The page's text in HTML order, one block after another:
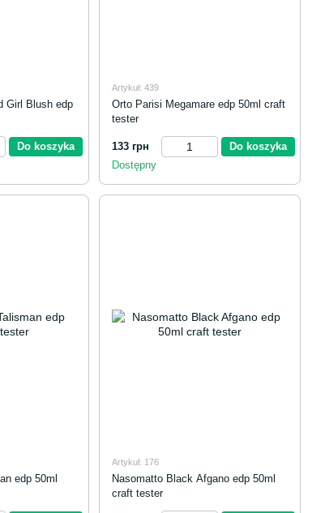
Girl Blush edp
Do koszyka
Artykuł: 439
Orto Parisi Megamare edp 50ml craft
tester
133 грн
Do koszyka
Dostępny
edp 50ml
Artykuł: 176
Nasomatto Black Afgano edp 50ml
craft tester